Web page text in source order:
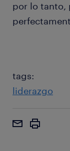
por lo tanto,
tags:
liderazgo